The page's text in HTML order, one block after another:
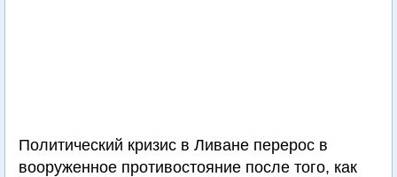
Политический кризис в Ливане перерос в
вооруженное противостояние после того, как